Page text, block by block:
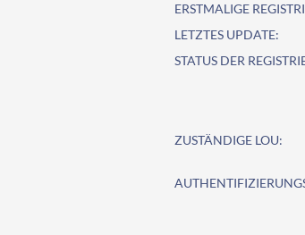
ERSTMALIGE
LETZTES UPDATE:
STATUS DER
ZUSTÄNDIGE LOU: